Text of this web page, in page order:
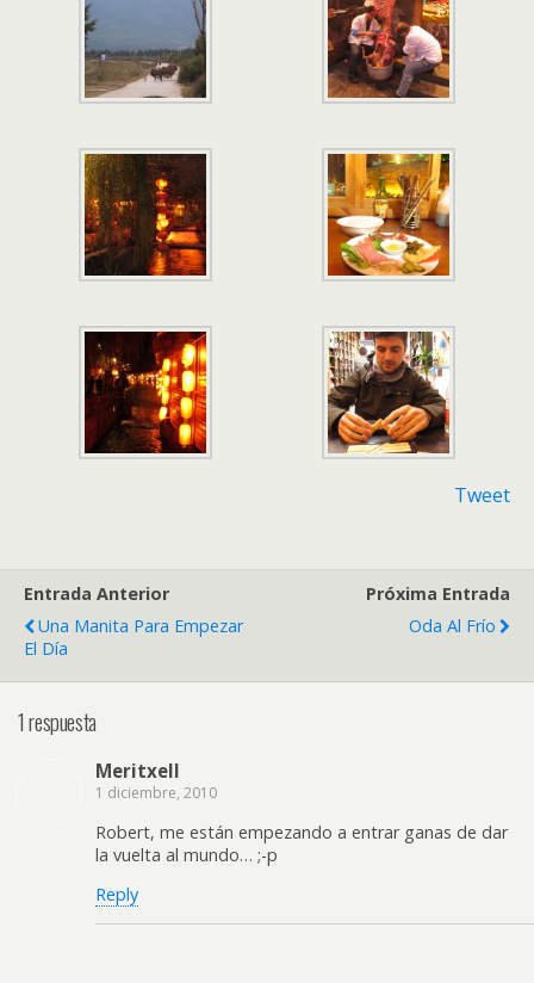
Tweet
Entrada Anterior
Una Manita Para Empezar
El Día
Próxima Entrada
Oda Al Frío
1 respuesta
Meritxell
1 diciembre, 2010
Robert, me están empezando a entrar ganas de dar
la vuelta al mundo… ;-p
Reply